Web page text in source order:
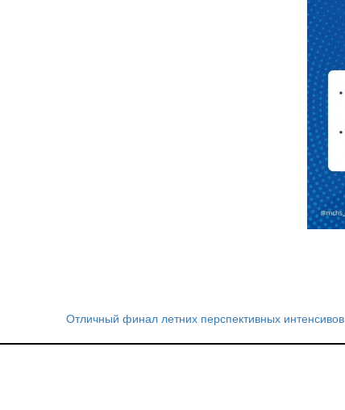
Отличный финал летних перспективных интенсивов